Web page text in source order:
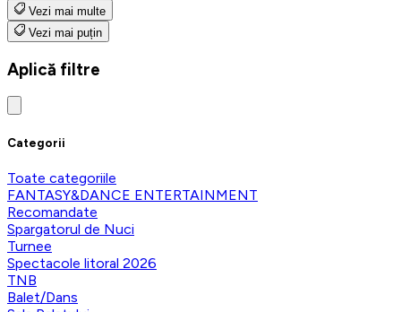
Vezi mai multe
Vezi mai puțin
Aplică filtre
Categorii
Toate categoriile
FANTASY&DANCE ENTERTAINMENT
Recomandate
Spargatorul de Nuci
Turnee
Spectacole litoral 2026
TNB
Balet/Dans